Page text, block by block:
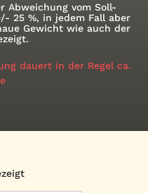
Abweichung vom Soll-
25 %, in jedem Fall aber
Gewicht wie auch der
dauert in der Regel ca.